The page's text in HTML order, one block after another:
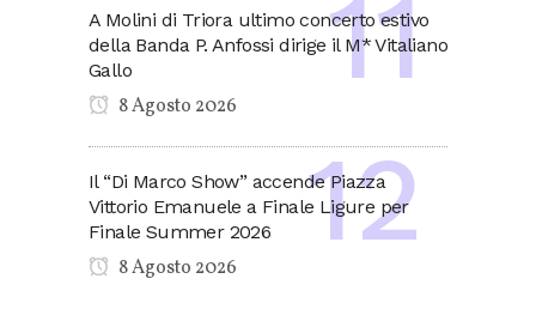
A Molini di Triora ultimo concerto estivo
della Banda P. Anfossi dirige il M* Vitaliano
Gallo
8 Agosto 2026
Il “Di Marco Show” accende Piazza
Vittorio Emanuele a Finale Ligure per
Finale Summer 2026
8 Agosto 2026